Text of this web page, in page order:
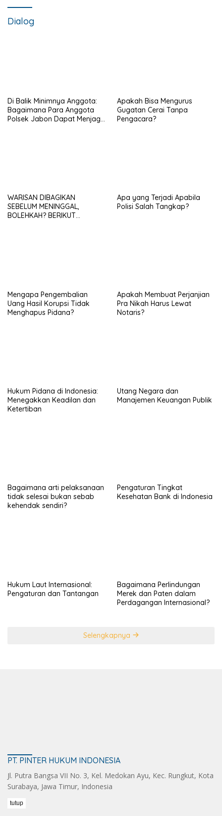
Dialog
Di Balik Minimnya Anggota:
Bagaimana Para Anggota
Polsek Jabon Dapat Menjaga
Apakah Bisa Mengurus
Gugatan Cerai Tanpa
Pengacara?
WARISAN DIBAGIKAN
SEBELUM MENINGGAL,
BOLEHKAH? BERIKUT
Apa yang Terjadi Apabila
Polisi Salah Tangkap?
Mengapa Pengembalian
Uang Hasil Korupsi Tidak
Menghapus Pidana?
Apakah Membuat Perjanjian
Pra Nikah Harus Lewat
Notaris?
Hukum Pidana di Indonesia:
Menegakkan Keadilan dan
Ketertiban
Utang Negara dan
Manajemen Keuangan Publik
Bagaimana arti pelaksanaan
tidak selesai bukan sebab
kehendak sendiri?
Pengaturan Tingkat
Kesehatan Bank di Indonesia
Hukum Laut Internasional:
Pengaturan dan Tantangan
Bagaimana Perlindungan
Merek dan Paten dalam
Perdagangan Internasional?
Selengkapnya
PT. PINTER HUKUM INDONESIA
Jl. Putra Bangsa VII No. 3, Kel. Medokan Ayu, Kec. Rungkut, Kota
Surabaya, Jawa Timur, Indonesia
tutup